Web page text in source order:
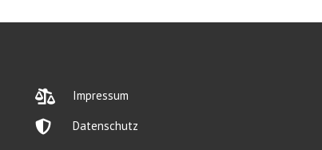
 Impressum
 Datenschutz